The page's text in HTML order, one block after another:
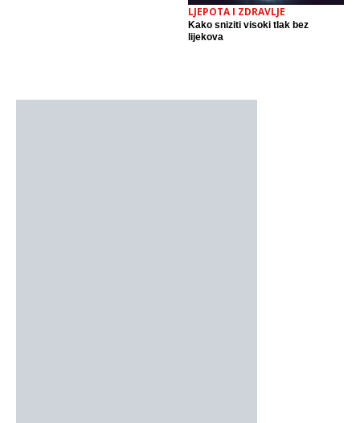
LJEPOTA I ZDRAVLJE
Kako sniziti visoki tlak bez
lijekova